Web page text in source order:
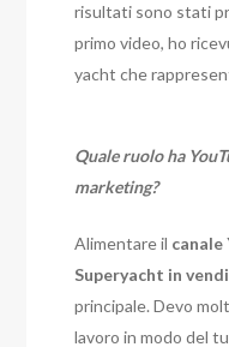
risultati sono stati
primo video, ho
yacht che
Quale ruolo ha
marketing?
Alimentare il canale
Superyacht in
principale. Devo
lavoro in modo del